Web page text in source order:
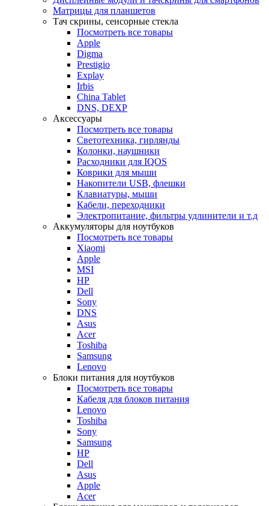
Матрицы для планшетов
Тач скрины, сенсорные стекла
Посмотреть все товары
Apple
Digma
Prestigio
Explay
Irbis
China Tablet
DNS, DEXP
Аксессуары
Посмотреть все товары
Светотехника, гирлянды
Колонки, наушники
Расходники для IQOS
Коврики для мыши
Накопители USB, флешки
Клавиатуры, мыши
Кабели, переходники
Электропитание, фильтры удлинители и т.д
Аккумуляторы для ноутбуков
Посмотреть все товары
Xiaomi
Apple
MSI
HP
Dell
Sony
DNS
Asus
Acer
Toshiba
Samsung
Lenovo
Блоки питания для ноутбуков
Посмотреть все товары
Кабеля для блоков питания
Lenovo
Toshiba
Sony
Samsung
HP
Dell
Asus
Apple
Acer